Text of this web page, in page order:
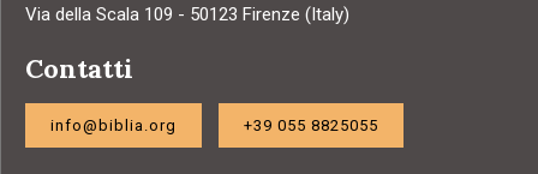
Via della Scala 109 - 50123 Firenze (Italy)
Contatti
info@biblia.org +39 055 8825055